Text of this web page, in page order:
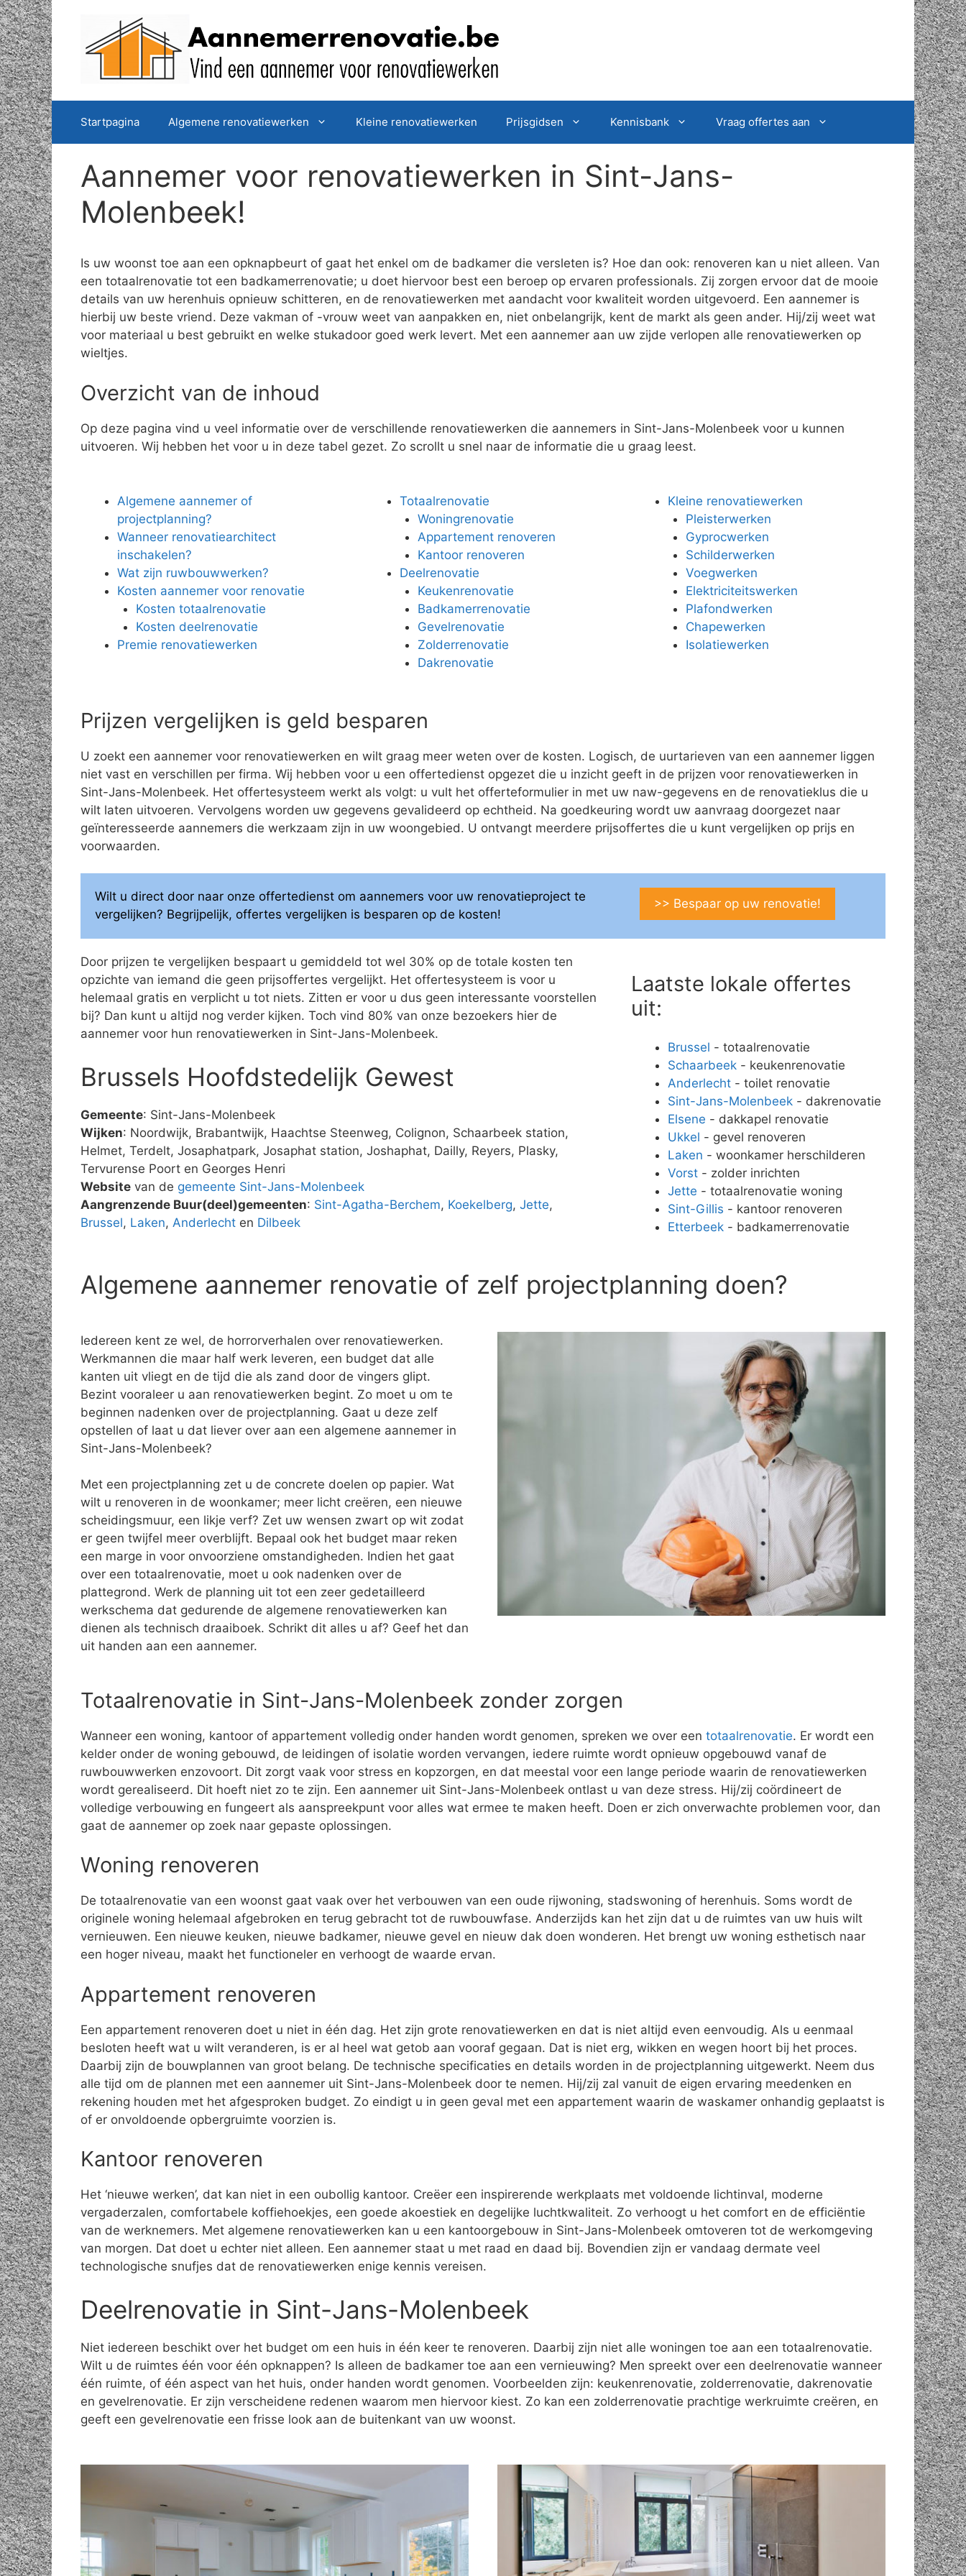
Spring
naar
de
inhoud
Startpagina Algemene renovatiewerken Kleine renovatiewerken Prijsgidsen Kennisbank Vraag offertes aan
Aannemer voor renovatiewerken in Sint-Jans-
Molenbeek!
Is uw woonst toe aan een opknapbeurt of gaat het enkel om de badkamer die versleten is? Hoe dan ook: renoveren kan u niet alleen. Van
een totaalrenovatie tot een badkamerrenovatie; u doet hiervoor best een beroep op ervaren professionals. Zij zorgen ervoor dat de mooie
details van uw herenhuis opnieuw schitteren, en de renovatiewerken met aandacht voor kwaliteit worden uitgevoerd. Een aannemer is
hierbij uw beste vriend. Deze vakman of -vrouw weet van aanpakken en, niet onbelangrijk, kent de markt als geen ander. Hij/zij weet wat
voor materiaal u best gebruikt en welke stukadoor goed werk levert. Met een aannemer aan uw zijde verlopen alle renovatiewerken op
wieltjes.
Overzicht van de inhoud
Op deze pagina vind u veel informatie over de verschillende renovatiewerken die aannemers in Sint-Jans-Molenbeek voor u kunnen
uitvoeren. Wij hebben het voor u in deze tabel gezet. Zo scrollt u snel naar de informatie die u graag leest.
Algemene aannemer of
projectplanning?
Wanneer renovatiearchitect
inschakelen?
Wat zijn ruwbouwwerken?
Kosten aannemer voor renovatie
Kosten totaalrenovatie
Kosten deelrenovatie
Premie renovatiewerken
Totaalrenovatie
Woningrenovatie
Appartement renoveren
Kantoor renoveren
Deelrenovatie
Keukenrenovatie
Badkamerrenovatie
Gevelrenovatie
Zolderrenovatie
Dakrenovatie
Kleine renovatiewerken
Pleisterwerken
Gyprocwerken
Schilderwerken
Voegwerken
Elektriciteitswerken
Plafondwerken
Chapewerken
Isolatiewerken
Prijzen vergelijken is geld besparen
U zoekt een aannemer voor renovatiewerken en wilt graag meer weten over de kosten. Logisch, de uurtarieven van een aannemer liggen
niet vast en verschillen per firma. Wij hebben voor u een offertedienst opgezet die u inzicht geeft in de prijzen voor renovatiewerken in
Sint-Jans-Molenbeek. Het offertesysteem werkt als volgt: u vult het offerteformulier in met uw naw-gegevens en de renovatieklus die u
wilt laten uitvoeren. Vervolgens worden uw gegevens gevalideerd op echtheid. Na goedkeuring wordt uw aanvraag doorgezet naar
geïnteresseerde aannemers die werkzaam zijn in uw woongebied. U ontvangt meerdere prijsoffertes die u kunt vergelijken op prijs en
voorwaarden.
Wilt u direct door naar onze offertedienst om aannemers voor uw renovatieproject te
vergelijken? Begrijpelijk, offertes vergelijken is besparen op de kosten!
>> Bespaar op uw renovatie!
Door prijzen te vergelijken bespaart u gemiddeld tot wel 30% op de totale kosten ten
opzichte van iemand die geen prijsoffertes vergelijkt. Het offertesysteem is voor u
helemaal gratis en verplicht u tot niets. Zitten er voor u dus geen interessante voorstellen
bij? Dan kunt u altijd nog verder kijken. Toch vind 80% van onze bezoekers hier de
aannemer voor hun renovatiewerken in Sint-Jans-Molenbeek.
Brussels Hoofdstedelijk Gewest
Gemeente: Sint-Jans-Molenbeek
Wijken: Noordwijk, Brabantwijk, Haachtse Steenweg, Colignon, Schaarbeek station,
Helmet, Terdelt, Josaphatpark, Josaphat station, Joshaphat, Dailly, Reyers, Plasky,
Tervurense Poort en Georges Henri
Website van de gemeente Sint-Jans-Molenbeek
Aangrenzende Buur(deel)gemeenten: Sint-Agatha-Berchem, Koekelberg, Jette,
Brussel, Laken, Anderlecht en Dilbeek
Laatste lokale offertes
uit:
Brussel - totaalrenovatie
Schaarbeek- keukenrenovatie
Anderlecht- toilet renovatie
Sint-Jans-Molenbeek- dakrenovatie
Elsene - dakkapel renovatie
Ukkel - gevel renoveren
Laken - woonkamer herschilderen
Vorst- zolder inrichten
Jette - totaalrenovatie woning
Sint-Gillis - kantoor renoveren
Etterbeek- badkamerrenovatie
Algemene aannemer renovatie of zelf projectplanning doen?
Iedereen kent ze wel, de horrorverhalen over renovatiewerken.
Werkmannen die maar half werk leveren, een budget dat alle
kanten uit vliegt en de tijd die als zand door de vingers glipt.
Bezint vooraleer u aan renovatiewerken begint. Zo moet u om te
beginnen nadenken over de projectplanning. Gaat u deze zelf
opstellen of laat u dat liever over aan een algemene aannemer in
Sint-Jans-Molenbeek?
Met een projectplanning zet u de concrete doelen op papier. Wat
wilt u renoveren in de woonkamer; meer licht creëren, een nieuwe
scheidingsmuur, een likje verf? Zet uw wensen zwart op wit zodat
er geen twijfel meer overblijft. Bepaal ook het budget maar reken
een marge in voor onvoorziene omstandigheden. Indien het gaat
over een totaalrenovatie, moet u ook nadenken over de
plattegrond. Werk de planning uit tot een zeer gedetailleerd
werkschema dat gedurende de algemene renovatiewerken kan
dienen als technisch draaiboek. Schrikt dit alles u af? Geef het dan
uit handen aan een aannemer.
Totaalrenovatie in Sint-Jans-Molenbeek zonder zorgen
Wanneer een woning, kantoor of appartement volledig onder handen wordt genomen, spreken we over een totaalrenovatie. Er wordt een
kelder onder de woning gebouwd, de leidingen of isolatie worden vervangen, iedere ruimte wordt opnieuw opgebouwd vanaf de
ruwbouwwerken enzovoort. Dit zorgt vaak voor stress en kopzorgen, en dat meestal voor een lange periode waarin de renovatiewerken
wordt gerealiseerd. Dit hoeft niet zo te zijn. Een aannemer uit Sint-Jans-Molenbeek ontlast u van deze stress. Hij/zij coördineert de
volledige verbouwing en fungeert als aanspreekpunt voor alles wat ermee te maken heeft. Doen er zich onverwachte problemen voor, dan
gaat de aannemer op zoek naar gepaste oplossingen.
Woning renoveren
De totaalrenovatie van een woonst gaat vaak over het verbouwen van een oude rijwoning, stadswoning of herenhuis. Soms wordt de
originele woning helemaal afgebroken en terug gebracht tot de ruwbouwfase. Anderzijds kan het zijn dat u de ruimtes van uw huis wilt
vernieuwen. Een nieuwe keuken, nieuwe badkamer, nieuwe gevel en nieuw dak doen wonderen. Het brengt uw woning esthetisch naar
een hoger niveau, maakt het functioneler en verhoogt de waarde ervan.
Appartement renoveren
Een appartement renoveren doet u niet in één dag. Het zijn grote renovatiewerken en dat is niet altijd even eenvoudig. Als u eenmaal
besloten heeft wat u wilt veranderen, is er al heel wat getob aan vooraf gegaan. Dat is niet erg, wikken en wegen hoort bij het proces.
Daarbij zijn de bouwplannen van groot belang. De technische specificaties en details worden in de projectplanning uitgewerkt. Neem dus
alle tijd om de plannen met een aannemer uit Sint-Jans-Molenbeek door te nemen. Hij/zij zal vanuit de eigen ervaring meedenken en
rekening houden met het afgesproken budget. Zo eindigt u in geen geval met een appartement waarin de waskamer onhandig geplaatst is
of er onvoldoende opbergruimte voorzien is.
Kantoor renoveren
Het ‘nieuwe werken’, dat kan niet in een oubollig kantoor. Creëer een inspirerende werkplaats met voldoende lichtinval, moderne
vergaderzalen, comfortabele koffiehoekjes, een goede akoestiek en degelijke luchtkwaliteit. Zo verhoogt u het comfort en de efficiëntie
van de werknemers. Met algemene renovatiewerken kan u een kantoorgebouw in Sint-Jans-Molenbeek omtoveren tot de werkomgeving
van morgen. Dat doet u echter niet alleen. Een aannemer staat u met raad en daad bij. Bovendien zijn er vandaag dermate veel
technologische snufjes dat de renovatiewerken enige kennis vereisen.
Deelrenovatie in Sint-Jans-Molenbeek
Niet iedereen beschikt over het budget om een huis in één keer te renoveren. Daarbij zijn niet alle woningen toe aan een totaalrenovatie.
Wilt u de ruimtes één voor één opknappen? Is alleen de badkamer toe aan een vernieuwing? Men spreekt over een deelrenovatie wanneer
één ruimte, of één aspect van het huis, onder handen wordt genomen. Voorbeelden zijn: keukenrenovatie, zolderrenovatie, dakrenovatie
en gevelrenovatie. Er zijn verscheidene redenen waarom men hiervoor kiest. Zo kan een zolderrenovatie prachtige werkruimte creëren, en
geeft een gevelrenovatie een frisse look aan de buitenkant van uw woonst.